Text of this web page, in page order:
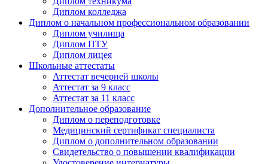
Диплом колледжа
Диплом о начальном профессиональном oбразовании
Диплом училища
Диплом ПТУ
Диплом лицея
Школьные аттестаты
Аттестат вечерней школы
Аттестат за 9 класс
Аттестат за 11 класс
Дополнительное образование
Диплом о переподготовке
Медицинский сертификат специалиста
Диплом о дополнительном образовании
Свидетельство о повышении квалификации